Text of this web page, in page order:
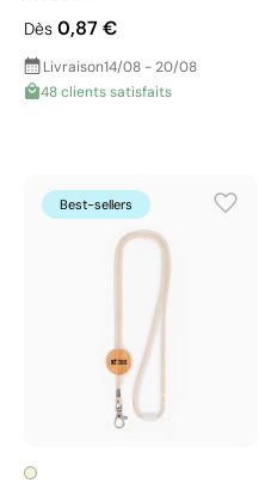
Dès 0,87 €
Livraison14/08 - 20/08
48 clients satisfaits
Best-sellers